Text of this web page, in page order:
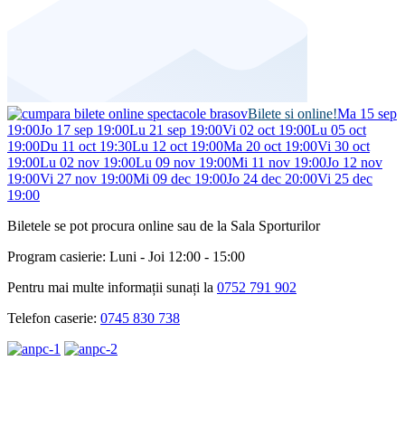
Bilete si online!Ma 15 sep
19:00Jo 17 sep 19:00Lu 21 sep 19:00Vi 02 oct 19:00Lu 05 oct
19:00Du 11 oct 19:30Lu 12 oct 19:00Ma 20 oct 19:00Vi 30 oct
19:00Lu 02 nov 19:00Lu 09 nov 19:00Mi 11 nov 19:00Jo 12 nov
19:00Vi 27 nov 19:00Mi 09 dec 19:00Jo 24 dec 20:00Vi 25 dec
19:00
Biletele se pot procura online sau de la Sala Sporturilor
Program casierie: Luni - Joi 12:00 - 15:00
Pentru mai multe informații sunați la 0752 791 902
Telefon caserie: 0745 830 738